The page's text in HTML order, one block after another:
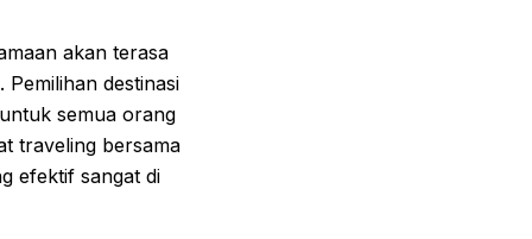
akan terasa
destinasi
semua orang
traveling bersama
efektif sangat di